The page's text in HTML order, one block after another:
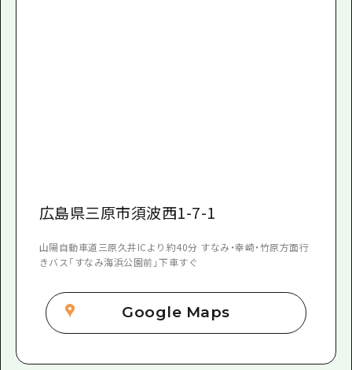
広島県三原市須波西1-7-1
山陽自動車道三原久井ICより約40分 すなみ・幸崎・竹原方面行
きバス「すなみ海浜公園前」下車すぐ
Google Maps